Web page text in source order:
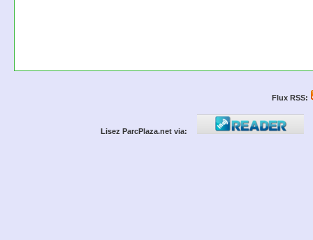
Flux RSS:
Lisez ParcPlaza.net via: